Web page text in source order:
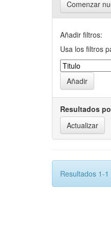
Comenzar
Añadir filtros:
Usa los filtros
Resultados
Resultados 1-1